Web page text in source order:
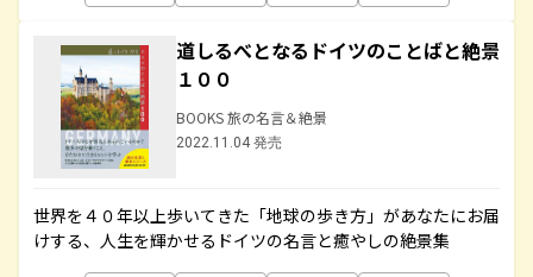
道しるべとなるドイツのことばと絶景
１００
BOOKS 旅の名言＆絶景
2022.11.04 発売
世界を４０年以上歩いてきた「地球の歩き方」があなたにお届
けする、人生を輝かせるドイツの名言と癒やしの絶景集